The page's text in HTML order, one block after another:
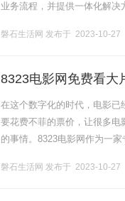
业务流程，并提供一体化解
助.........
磐石生活网 发布于 2023-10-27
8323电影网免费看大
在这个数字化的时代，电影已
要花费不菲的票价，让很多电
的事情。8323电影网作为一
需.........
磐石生活网 发布于 2023-10-27